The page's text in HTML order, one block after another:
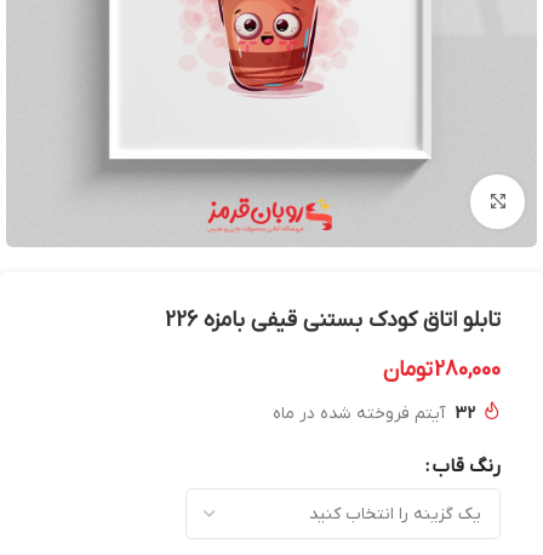
بزرگنمایی تصویر
تابلو اتاق کودک بستنی قیفی بامزه 226
280,000تومان
32 آیتم فروخته شده در ماه
رنگ قاب